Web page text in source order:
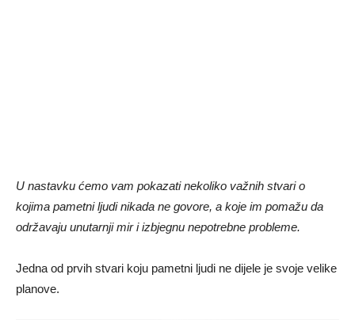
U nastavku ćemo vam pokazati nekoliko važnih stvari o
kojima pametni ljudi nikada ne govore, a koje im pomažu da
održavaju unutarnji mir i izbjegnu nepotrebne probleme.
Jedna od prvih stvari koju pametni ljudi ne dijele je svoje velike
planove.